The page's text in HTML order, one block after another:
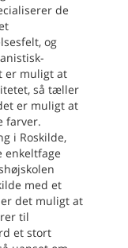
de
og
er muligt at
så tæller
er muligt at
farver.
i Roskilde,
enkeltfage
med et
er det muligt at
til
et stort